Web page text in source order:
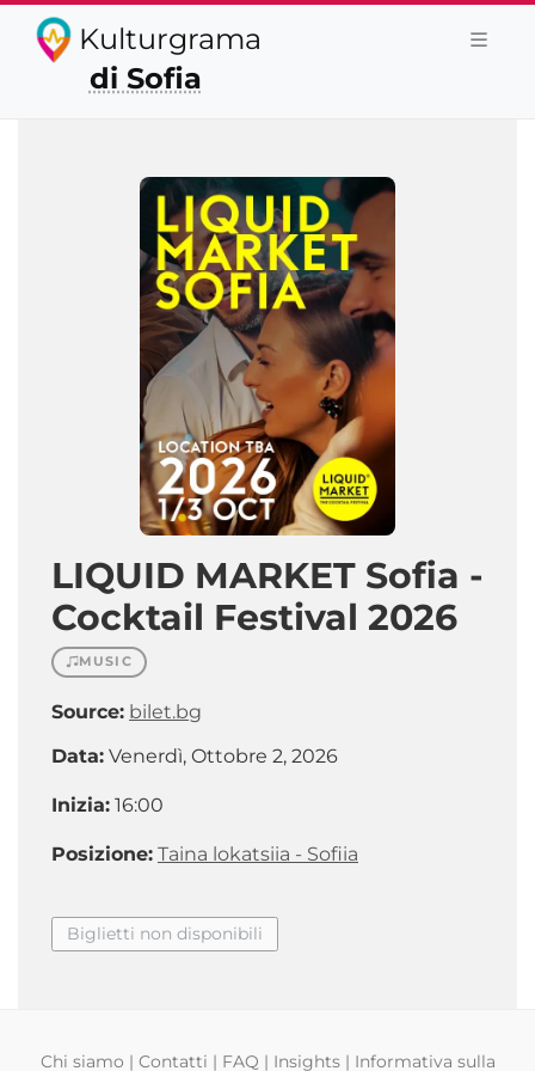
Kulturgrama
di Sofia
LIQUID MARKET Sofia -
Cocktail Festival 2026
MUSIC
Source: bilet.bg
Data: Venerdì, Ottobre 2, 2026
Inizia: 16:00
Posizione: Taina lokatsiia - Sofiia
Biglietti non disponibili
Chi siamo | Contatti | FAQ | Insights| Informativa sulla